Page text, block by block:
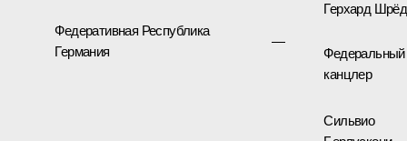
Федеративная Республика
Германия
—
Герхард
Федеральный
канцлер
Сильвио